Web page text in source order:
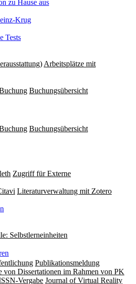
zu Hause aus
Krug
Tests
Arbeitsplätze mit
Buchungsübersicht
Buchungsübersicht
Zugriff für Externe
Literaturverwaltung mit Zotero
Selbstlerneinheiten
Publikationsmeldung
von Dissertationen im Rahmen von PK
Vergabe Journal of Virtual Reality